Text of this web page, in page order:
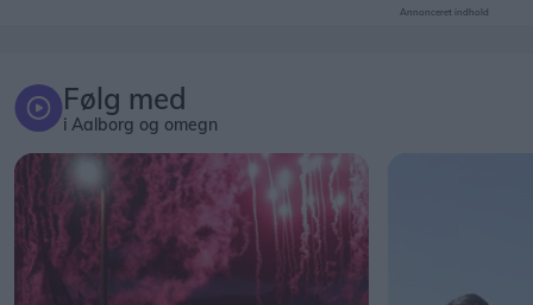
Annonceret indhold
Følg med
i Aalborg og omegn